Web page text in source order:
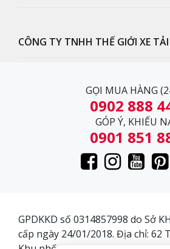
Gương chiếu hậu
CÔNG TY TNHH THẾ GIỚI XE TẢI
GỌI MUA HÀNG
0902 888
GÓP Ý, KHIẾU
0901 851
GPDKKD số 0314857998 do Sở
cấp ngày 24/01/2018. Địa chỉ: 62